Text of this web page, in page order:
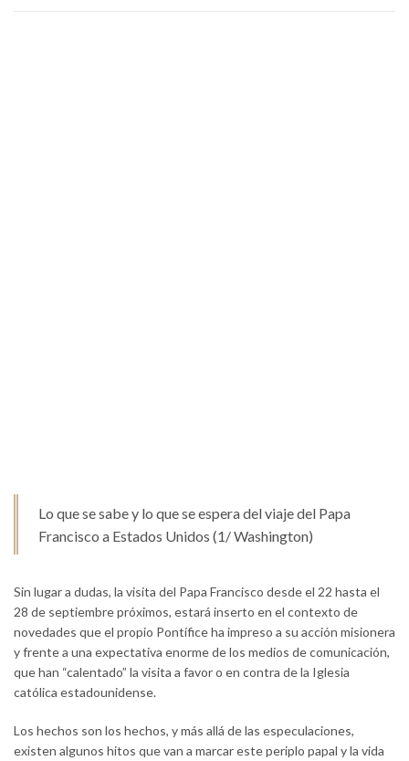
Lo que se sabe y lo que se espera del viaje del Papa
Francisco a Estados Unidos (1/ Washington)
Sin lugar a dudas, la visita del Papa Francisco desde el 22 hasta el
28 de septiembre próximos, estará inserto en el contexto de
novedades que el propio Pontífice ha impreso a su acción misionera
y frente a una expectativa enorme de los medios de comunicación,
que han “calentado” la visita a favor o en contra de la Iglesia
católica estadounidense.
Los hechos son los hechos, y más allá de las especulaciones,
existen algunos hitos que van a marcar este periplo papal y la vida